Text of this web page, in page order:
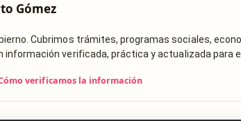
Gómez
Cubrimos trámites, programas sociales,
información verificada, práctica y actualizada para
verificamos la información